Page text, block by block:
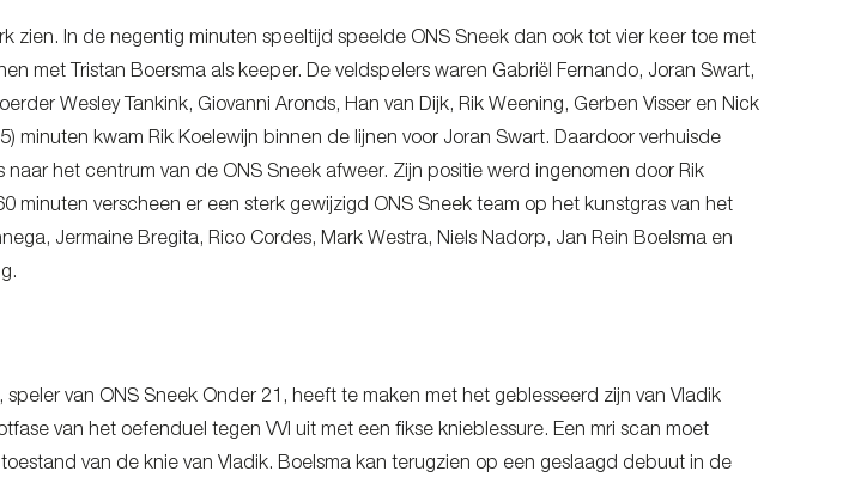
zien. In de negentig minuten speeltijd speelde ONS Sneek dan ook tot vier keer toe met
met Tristan Boersma als keeper. De veldspelers waren Gabriël Fernando, Joran Swart,
Wesley Tankink, Giovanni Aronds, Han van Dijk, Rik Weening, Gerben Visser en Nick
minuten kwam Rik Koelewijn binnen de lijnen voor Joran Swart. Daardoor verhuisde
het centrum van de ONS Sneek afweer. Zijn positie werd ingenomen door Rik
minuten verscheen er een sterk gewijzigd ONS Sneek team op het kunstgras van het
Jermaine Bregita, Rico Cordes, Mark Westra, Niels Nadorp, Jan Rein Boelsma en
van ONS Sneek Onder 21, heeft te maken met het geblesseerd zijn van Vladik
van het oefenduel tegen VVI uit met een fikse knieblessure. Een mri scan moet
van de knie van Vladik. Boelsma kan terugzien op een geslaagd debuut in de